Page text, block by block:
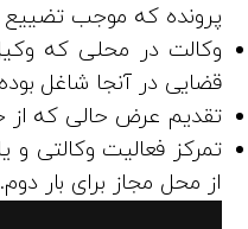
پرونده که موجب
وکالت در محلی که
قضایی در آنجا شاغل
تقدیم عرض حالی که
تمرکز فعالیت وکالتی
از محل مجاز برای بار دوم.